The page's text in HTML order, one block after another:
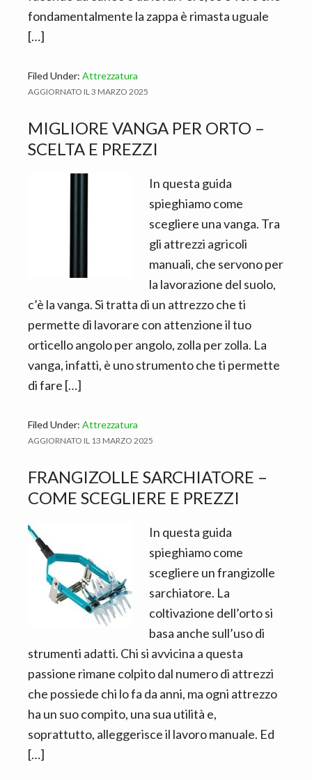
fondamentalmente la zappa è rimasta uguale
[…]
Filed Under: Attrezzatura
AGGIORNATO IL3 MARZO 2025
MIGLIORE VANGA PER ORTO –
SCELTA E PREZZI
In questa guida
spieghiamo come
scegliere una vanga. Tra
gli attrezzi agricoli
manuali, che servono per
la lavorazione del suolo,
c’è la vanga. Si tratta di un attrezzo che ti
permette di lavorare con attenzione il tuo
orticello angolo per angolo, zolla per zolla. La
vanga, infatti, è uno strumento che ti permette
di fare […]
Filed Under: Attrezzatura
AGGIORNATO IL 13 MARZO 2025
FRANGIZOLLE SARCHIATORE –
COME SCEGLIERE E PREZZI
In questa guida
spieghiamo come
scegliere un frangizolle
sarchiatore. La
coltivazione dell’orto si
basa anche sull’uso di
strumenti adatti. Chi si avvicina a questa
passione rimane colpito dal numero di attrezzi
che possiede chi lo fa da anni, ma ogni attrezzo
ha un suo compito, una sua utilità e,
soprattutto, alleggerisce il lavoro manuale. Ed
[…]